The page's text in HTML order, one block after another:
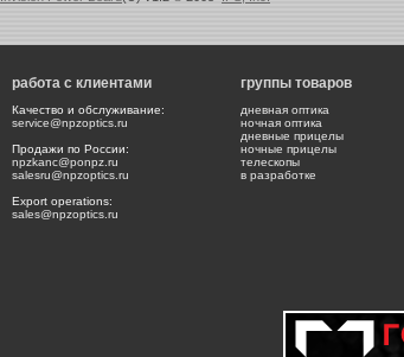
работа с клиентами
Качество и обслуживание:
service@npzoptics.ru
Продажи по России:
npzkanc@ponpz.ru
salesru@npzoptics.ru
Export operations:
sales@npzoptics.ru
группы товаров
дневная оптика
ночная оптика
дневные прицелы
ночные прицелы
телескопы
в разработке